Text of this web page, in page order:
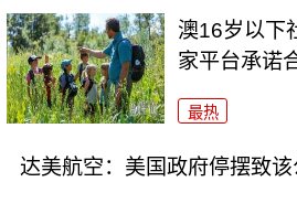
澳16岁以下
家平台承诺
最热
达美航空：美国政府停摆致